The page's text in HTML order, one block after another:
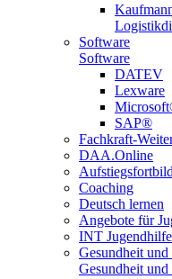
Software
Software
DATEV
Lexware
SAP®
Fachkraft-
DAA.Online
Coaching
Deutsch lernen
Angebote für
INT Jugendhilfe
Gesundheit und
Gesundheit und